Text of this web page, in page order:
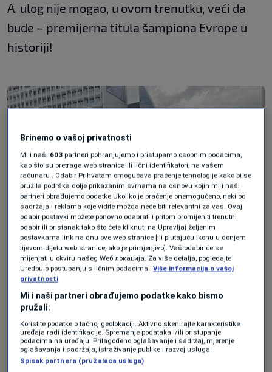
A, ulog nije mogao, u ovom trenutku, veći da
bude – premijerna titula šampiona Evrope u
historiji!
Nijedan incident nije zabilježen u Berlinu,
Brinemo o vašoj privatnosti
Mi i naši 603 partneri pohranjujemo i pristupamo osobnim podacima,
kao što su pretraga web stranica ili lični identifikatori, na vašem
računaru . Odabir Prihvatam omogućava praćenje tehnologije kako bi se
pružila podrška dolje prikazanim svrhama na osnovu kojih mi i naši
partneri obrađujemo podatke Ukoliko je praćenje onemogućeno, neki od
sadržaja i reklama koje vidite možda neće biti relevantni za vas. Ovaj
odabir postavki možete ponovno odabrati i pritom promijeniti trenutni
odabir ili pristanak tako što ćete kliknuti na Upravljaj željenim
postavkama link na dnu ove web stranice [ili plutajuću ikonu u donjem
lijevom dijelu web stranice, ako je primjenjivo]. Vaš odabir će se
mijenjati u okviru našeg Wеб локација. Za više detalja, pogledajte
Uredbu o postupanju s ličnim podacima. Više informacija o vašoj
privatnosti
Mi i naši partneri obrađujemo podatke kako bismo
pružali:
Koristite podatke o tačnoj geolokaciji. Aktivno skenirajte karakteristike
uređaja radi identifikacije. Spremanje podataka i/ili pristupanje
podacima na uređaju. Prilagođeno oglašavanje i sadržaj, mjerenje
oglašavanja i sadržaja, istraživanje publike i razvoj usluga.
Spisak partnera (pružalaca usluga)